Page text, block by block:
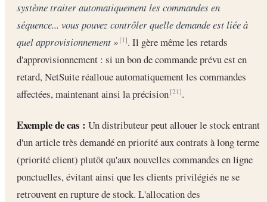
système traiter automatiquement les commandes en
séquence... vous pouvez contrôler quelle demande est liée à
quel approvisionnement » [1]. Il gère même les retards
d'approvisionnement : si un bon de commande prévu est en
retard, NetSuite réalloue automatiquement les commandes
affectées, maintenant ainsi la précision[21].
Exemple de cas : Un distributeur peut allouer le stock entrant
d'un article très demandé en priorité aux contrats à long terme
(priorité client) plutôt qu'aux nouvelles commandes en ligne
ponctuelles, évitant ainsi que les clients privilégiés ne se
retrouvent en rupture de stock. L'allocation des